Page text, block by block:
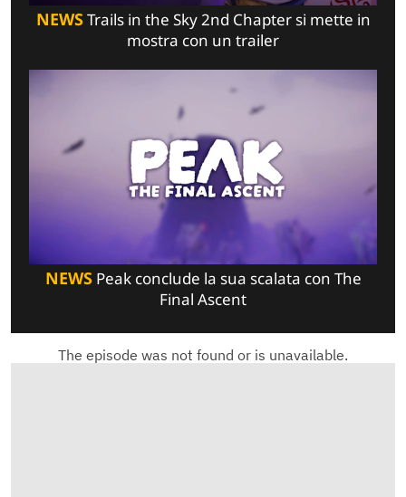
NEWSTrails in the Sky 2nd Chapter si mette in
mostra con un trailer
NEWSPeak conclude la sua scalata con The
Final Ascent